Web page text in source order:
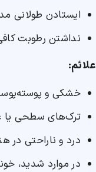
ایستادن
نداشتن رطوبت
علائم:
خشکی و
ترک‌های سطحی یا
درد و ناراحتی در
در موارد شدید،